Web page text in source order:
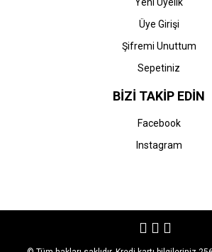
Üye Girişi
Şifremi Unuttum
Sepetiniz
BİZİ TAKİP EDİN
Facebook
Instagram